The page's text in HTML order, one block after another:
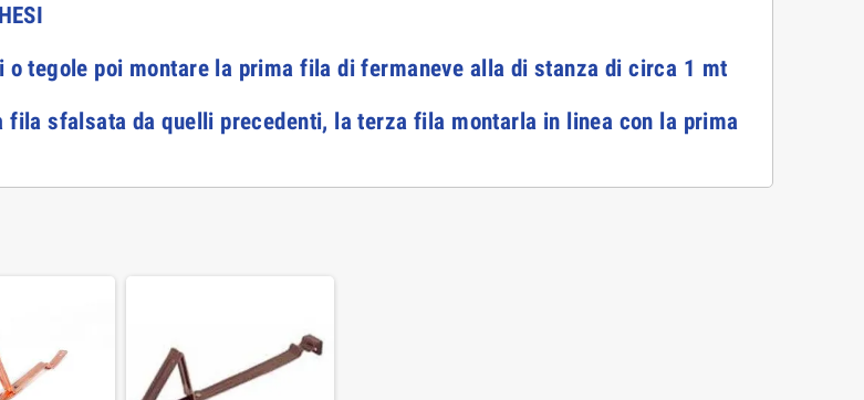
tegole poi montare la prima fila di fermaneve alla di stanza di circa 1 mt
sfalsata da quelli precedenti, la terza fila montarla in linea con la prima